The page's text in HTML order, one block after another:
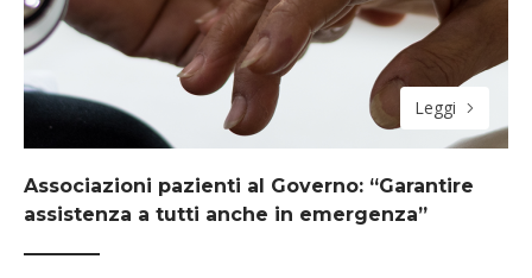
Leggi
Associazioni pazienti al Governo: “Garantire
assistenza a tutti anche in emergenza”